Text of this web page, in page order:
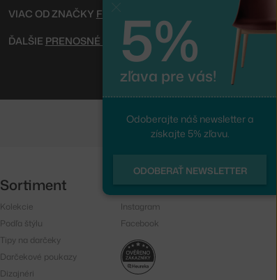
VIAC OD ZNAČKY FLOS
ĎALŠIE PRENOSNÉ LAMPY5%
zľava pre vás!
Odoberajte náš newsletter a
získajte 5% zľavu.
ODOBERAŤ NEWSLETTER
Sortiment
Kolekcie
Podľa štýlu
Tipy na darčeky
Darčekové poukazy
Dizajnéri
Instagram
Facebook